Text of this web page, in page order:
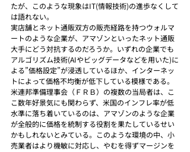
たが、このような現象はIT(情報技術)の進歩なくして
は語れない。
実店舗とネット通販双方の販売経路を持つウォルマ
ートのような企業が、アマゾンといったネット通販
大手にどう対抗するのだろうか。いずれの企業でも
アルゴリズム技術(AIやビッグデータなどを用いた)に
よる”価格設定”が浸透しているほか、インターネッ
トによって価格不均衡が低下している模様である。
米連邦準備理事会（ＦＲＢ）の複数の当局者は、こ
こ数年好景気にも関わらず、米国のインフレ率が低
水準に落ち着いているのは、アマゾンのような企業
が全般的に価格を統制する役割を果たしているせい
かもしれないとみている。このような環境の中、小
売業者はより機敏に対応し、やむを得ずマージンを